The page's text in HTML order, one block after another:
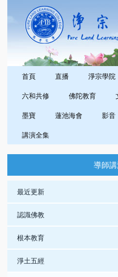
首頁 直播 淨宗學院
六和共修
佛陀教育
墨寶
蓮池海會 影音
講演全集
導師
最近更新
認識佛教
根本教育
淨土五經